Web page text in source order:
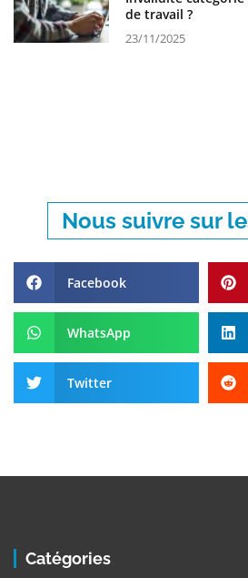
de travail ?
23/11/2025
Nous suivre sur
Facebook
WhatsApp
Twitter
Catégories